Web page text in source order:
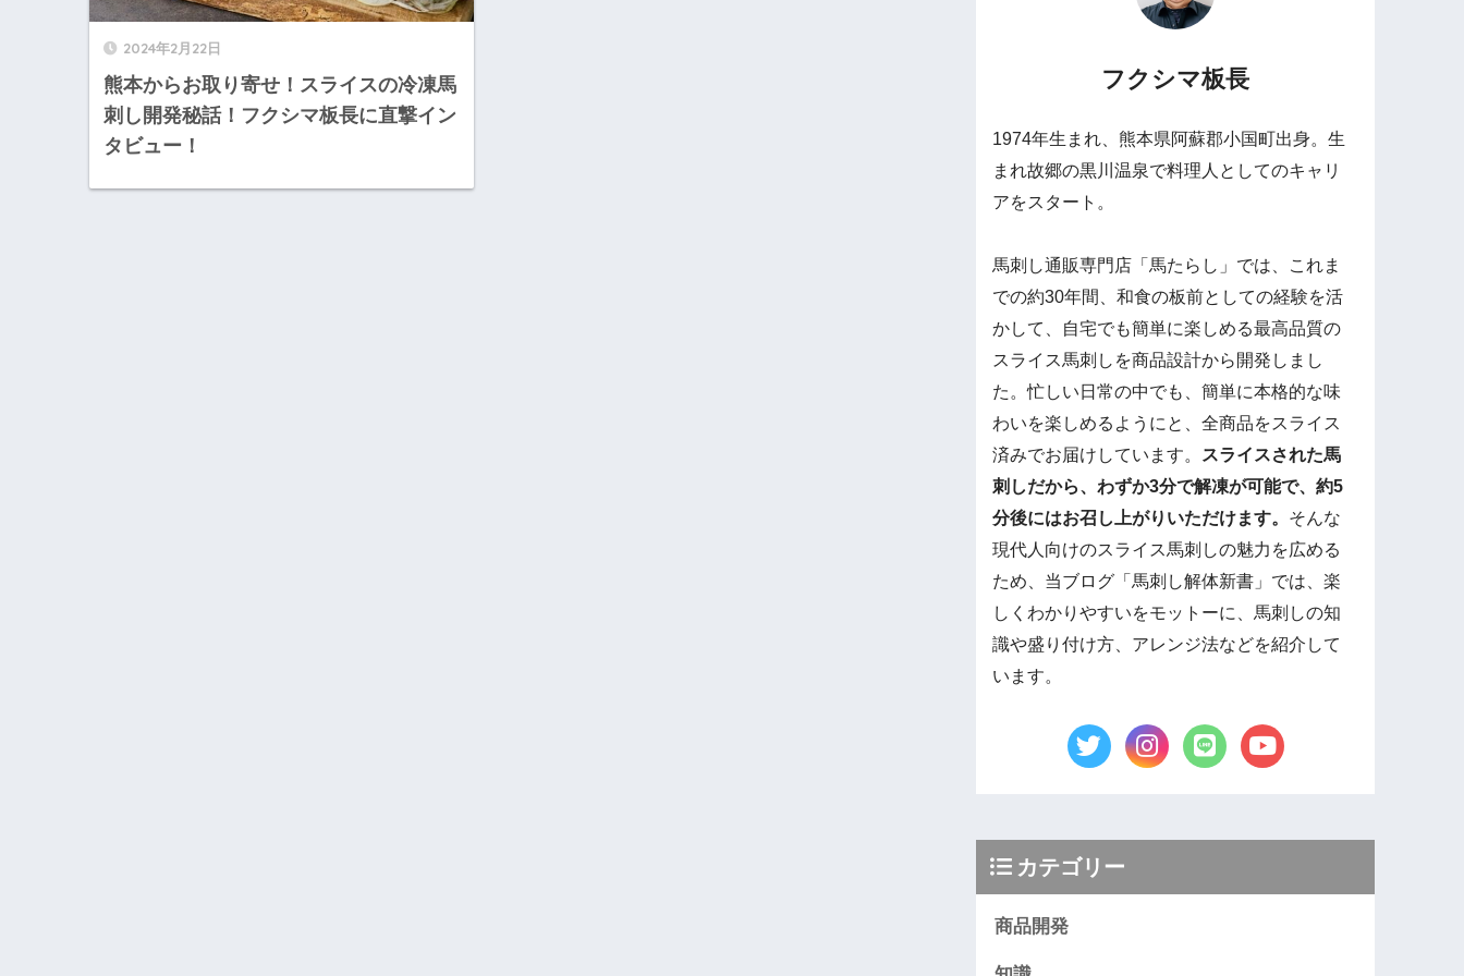
2024年2月22日
熊本からお取り寄せ！スライスの冷凍馬
刺し開発秘話！フクシマ板長に直撃イン
タビュー！
フクシマ板長
1974年生まれ、熊本県阿蘇郡小国町出身。生
まれ故郷の黒川温泉で料理人としてのキャリ
アをスタート。
馬刺し通販専門店「馬たらし」では、これま
での約30年間、和食の板前としての経験を活
かして、自宅でも簡単に楽しめる最高品質の
スライス馬刺しを商品設計から開発しまし
た。忙しい日常の中でも、簡単に本格的な味
わいを楽しめるようにと、全商品をスライス
済みでお届けしています。
スライスされた馬
刺しだから、わずか3分で解凍が可能で、約5
分後にはお召し上がりいただけます。 そんな
現代人向けのスライス馬刺しの魅力を広める
ため、当ブログ「馬刺し解体新書」では、楽
しくわかりやすいをモットーに、馬刺しの知
識や盛り付け方、アレンジ法などを紹介して
います。
カテゴリー
商品開発